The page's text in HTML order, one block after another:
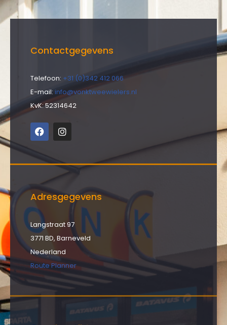
Contactgegevens
Telefoon: +31 (0)342 412 066
E-mail:info@vonktweewielers.nl
KvK: 52314642
Adresgegevens
Langstraat 97
3771 BD, Barneveld
Nederland
Route Planner